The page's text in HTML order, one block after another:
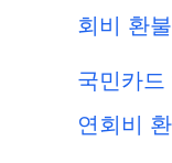
회비 환
국민카
연회비